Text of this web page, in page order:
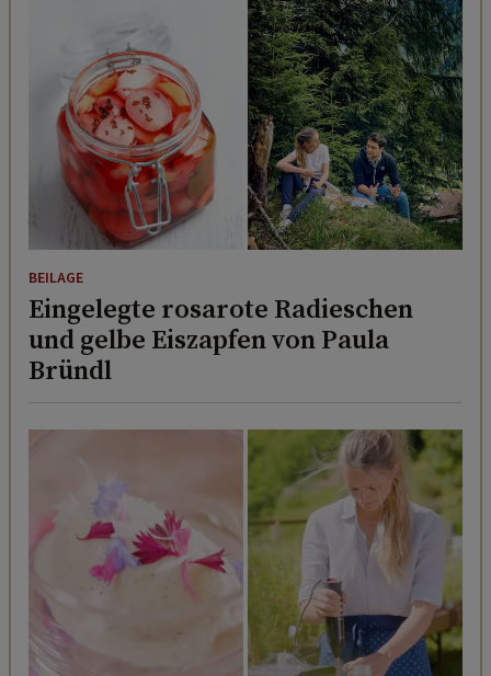
BEILAGE
Eingelegte rosarote Radieschen
und gelbe Eiszapfen von Paula
Bründl